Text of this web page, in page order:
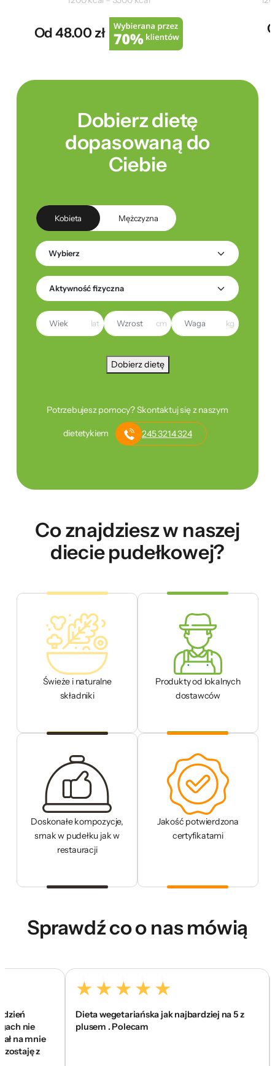
Od 48.00 zł
Dobierz dietę
dopasowaną do
Ciebie
Kobieta Mężczyzna
lat cm kg
Dobierz dietę
Potrzebujesz pomocy? Skontaktuj się z naszym
dietetykiem 245 3214 324
Co znajdziesz w naszej
diecie pudełkowej?
Świeże i naturalne
składniki
Produkty od lokalnych
dostawców
Doskonałe kompozycje,
smak w pudełku jak w
restauracji
Jakość potwierdzona
certyfikatami
Sprawdź co o nas mówią
nie
mnie
z
Dieta wegetariańska jak najbardziej na 5 z
plusem . Polecam